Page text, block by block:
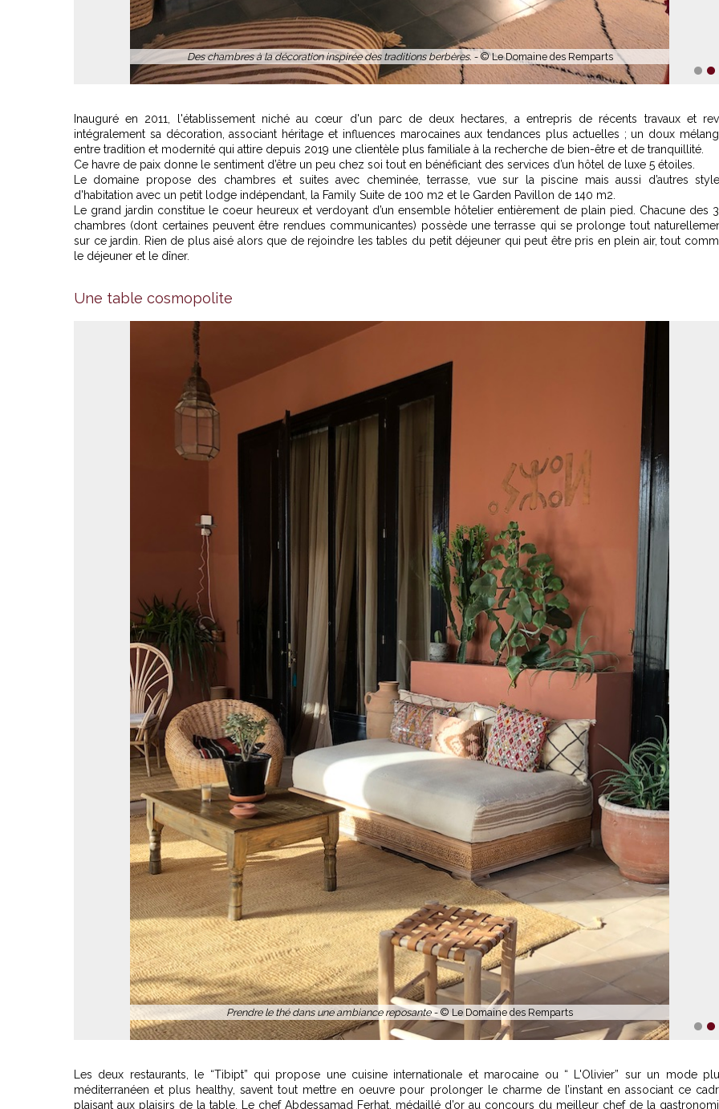
Derrière ces portes, se cache le havre de paix et de fraîcheur du Domaine des Remparts. -
© Le Domaine des
Remparts
Inauguré en 2011, l'établissement niché au cœur d'un parc de deux hectares, a entrepris de récents travaux et
intégralement sa décoration, associant héritage et influences marocaines aux tendances plus actuelles ; un doux
entre tradition et modernité qui attire depuis 2019 une clientèle plus familiale à la recherche de bien-être et de tranquillité.
Ce havre de paix donne le sentiment d’être un peu chez soi tout en bénéficiant des services d’un hôtel de luxe 5 étoiles.
Le domaine propose des chambres et suites avec cheminée, terrasse, vue sur la piscine mais aussi d’autres
d'habitation avec un petit lodge indépendant, la Family Suite de 100 m2 et le Garden Pavillon de 140 m2.
Le grand jardin constitue le coeur heureux et verdoyant d’un ensemble hôtelier entièrement de plain pied. Chacune des
chambres (dont certaines peuvent être rendues communicantes) possède une terrasse qui se prolonge tout
sur ce jardin. Rien de plus aisé alors que de rejoindre les tables du petit déjeuner qui peut être pris en plein air, tout
le déjeuner et le dîner.
Une table cosmopolite
Les salons et le bar trouvent leur prolongement le long d'une longue galerie fleurie. -© Le Domaine des Remparts
Les deux restaurants, le “Tibipt” qui propose une cuisine internationale et marocaine ou “ L'Olivier” sur un mode
méditerranéen et plus healthy, savent tout mettre en oeuvre pour prolonger le charme de l’instant en associant ce
plaisant aux plaisirs de la table. Le chef Abdessamad Ferhat, médaillé d’or au concours du meilleur chef de la